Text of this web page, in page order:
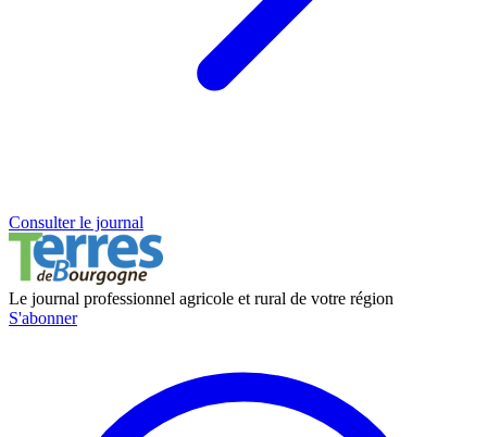
Consulter le journal
Le journal professionnel agricole et rural de votre région
S'abonner